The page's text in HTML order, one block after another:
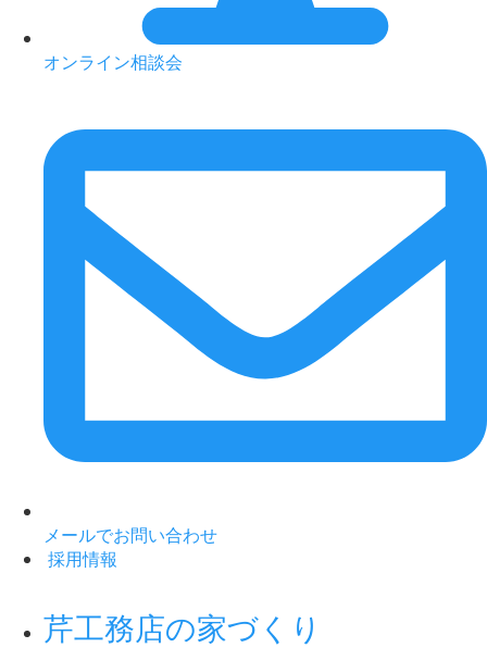
オンライン相談会
メールでお問い合わせ
採用情報
芹工務店の家づくり